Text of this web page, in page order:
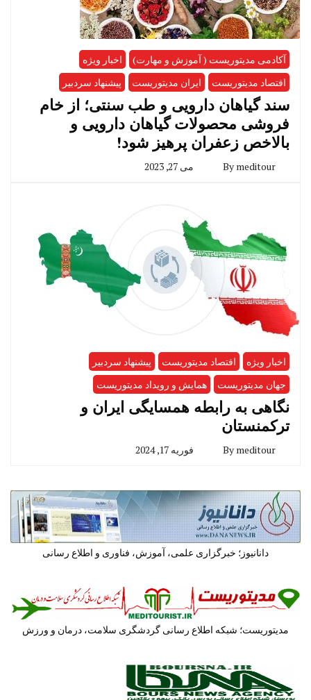
آکادمی مدیتوریست ( آموزش و مهارت)
اخبار ویژه
اقتصاد مدیتوریست
ایران مدیتوریست پیشنهاد سردبیر
سند گیاهان دارویی و طب سنتی؛ از خام
فروشی محصولات گیاهان دارویی و
بالاخص زعفران پرهیز شود!
By meditour می 27, 2023
اخبار ویژه اقتصاد مدیتوریست
پیشنهاد سردبیر
جهان مدیتوریست
همایش و رویداد مدیتوریست
نگاهی به رابطه همسایگی ایران و
ترکمنستان
By meditour فوریه 17, 2024
دانانیوز؛ خبرگزاری علمی، آموزش، فناوری و اطلاع رسانی
مدیتوریست؛ شبکه اطلاع رسانی گردشگری سلامت، درمان و ورزش